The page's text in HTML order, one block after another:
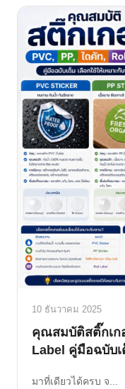
10 ธันวาคม 2025
คุณสมบัติสติ๊กเก
Label คู่มือฉบับ
มาที่เดียวได้ครบ จ...